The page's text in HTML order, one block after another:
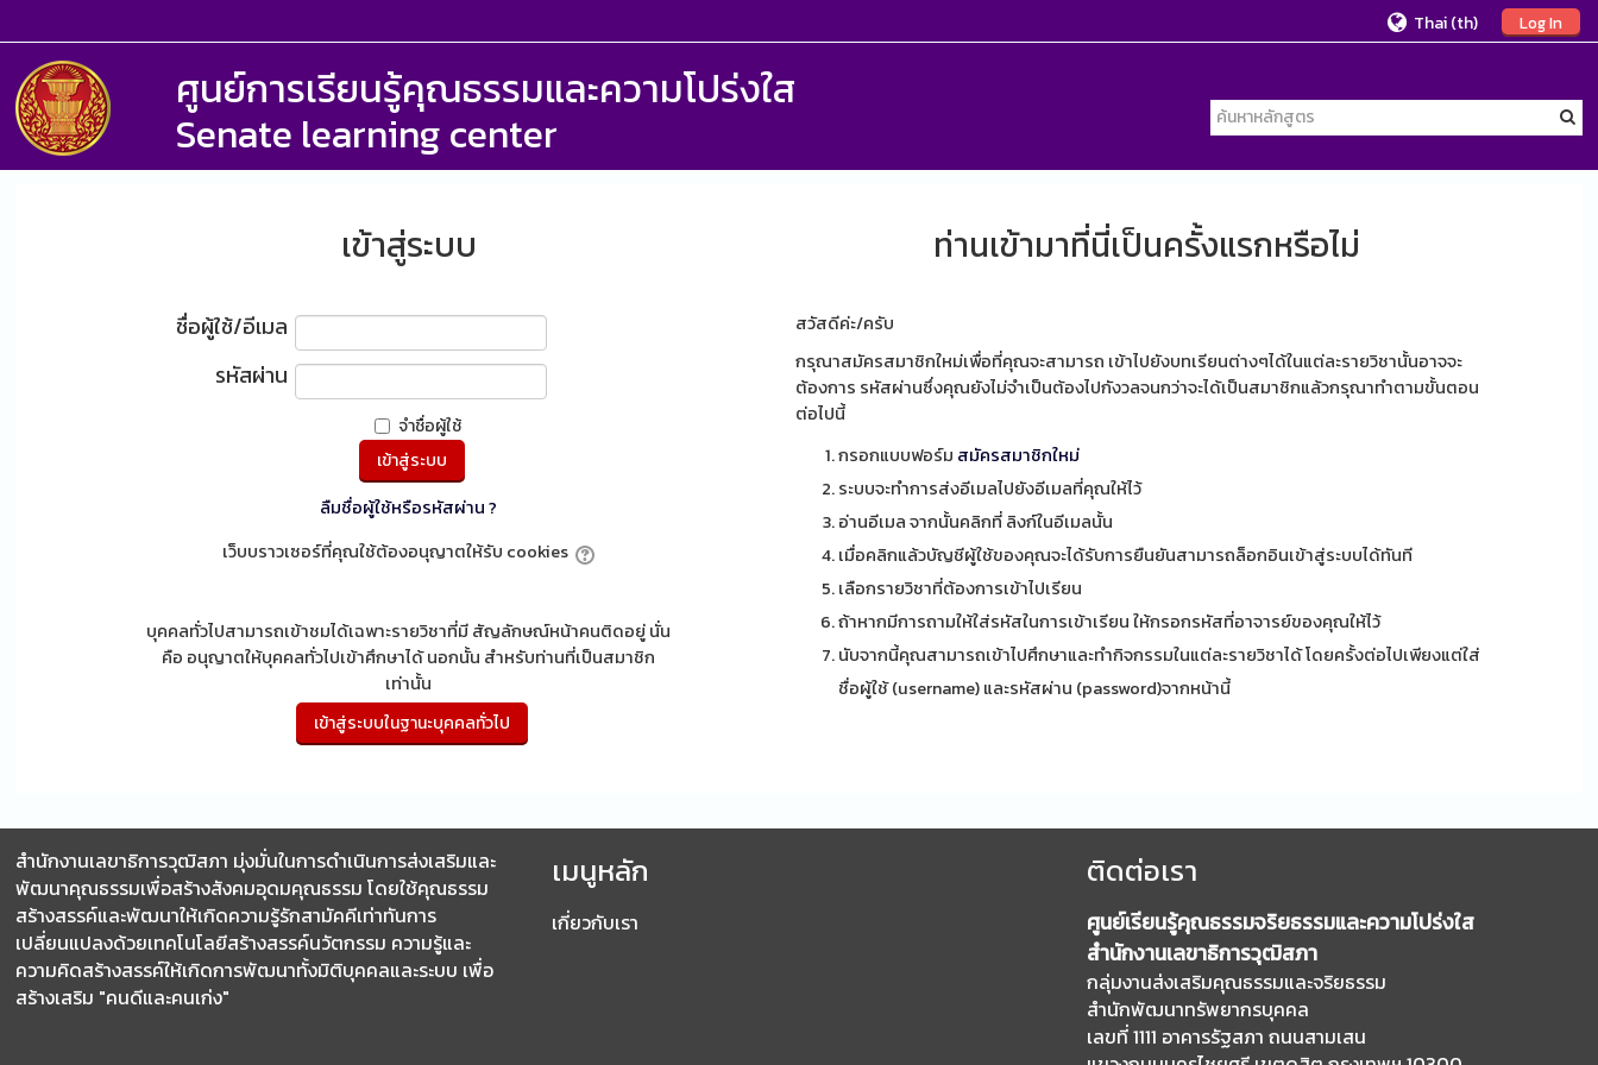
Log In
Thai ‎(th)‎
ศูนย์การเรียนรู้คุณธรรมและความโปร่งใส
Senate learning center
เข้าสู่ระบบ
ชื่อผู้ใช้/อีเมล
รหัสผ่าน
จำชื่อผู้ใช้
ลืมชื่อผู้ใช้หรือรหัสผ่าน ?
เว็บบราวเซอร์ที่คุณใช้ต้องอนุญาตให้รับ cookies
บุคคลทั่วไปสามารถเข้าชมได้เฉพาะรายวิชาที่มี สัญลักษณ์หน้าคนติดอยู่ นั่น
คือ อนุญาตให้บุคคลทั่วไปเข้าศึกษาได้ นอกนั้น สำหรับท่านที่เป็นสมาชิก
เท่านั้น
ท่านเข้ามาที่นี่เป็นครั้งแรกหรือไม่
สวัสดีค่ะ/ครับ
กรุณาสมัครสมาชิกใหม่เพื่อที่คุณจะสามารถ เข้าไปยังบทเรียนต่างๆได้ในแต่ละรายวิชานั้นอาจจะ
ต้องการ รหัสผ่านซึ่งคุณยังไม่จำเป็นต้องไปกังวลจนกว่าจะได้เป็นสมาชิกแล้วกรุณาทำตามขั้นตอน
ต่อไปนี้
กรอกแบบฟอร์ม สมัครสมาชิกใหม่
ระบบจะทำการส่งอีเมลไปยังอีเมลที่คุณให้ไว้
อ่านอีเมล จากนั้นคลิกที่ ลิงก์ในอีเมลนั้น
เมื่อคลิกแล้วบัญชีผู้ใช้ของคุณจะได้รับการยืนยันสามารถล็อกอินเข้าสู่ระบบได้ทันที
เลือกรายวิชาที่ต้องการเข้าไปเรียน
ถ้าหากมีการถามให้ใส่รหัสในการเข้าเรียน ให้กรอกรหัสที่อาจารย์ของคุณให้ไว้
นับจากนี้คุณสามารถเข้าไปศึกษาและทำกิจกรรมในแต่ละรายวิชาได้ โดยครั้งต่อไปเพียงแต่ใส่
ชื่อผู้ใช้ (username) และรหัสผ่าน (password)จากหน้านี้
สำนักงานเลขาธิการวุฒิสภา มุ่งมั่นในการดำเนินการส่งเสริมและ
พัฒนาคุณธรรมเพื่อสร้างสังคมอุดมคุณธรรม โดยใช้คุณธรรม
สร้างสรรค์และพัฒนาให้เกิดความรู้รักสามัคคีเท่าทันการ
เปลี่ยนแปลงด้วยเทคโนโลยีสร้างสรรค์นวัตกรรม ความรู้และ
ความคิดสร้างสรรค์ให้เกิดการพัฒนาทั้งมิติบุคคลและระบบ เพื่อ
สร้างเสริม "คนดีและคนเก่ง"
เมนูหลัก
เกี่ยวกับเรา
ติดต่อเรา
ศูนย์เรียนรู้คุณธรรมจริยธรรมและความโปร่งใส
สำนักงานเลขาธิการวุฒิสภา
กลุ่มงานส่งเสริมคุณธรรมและจริยธรรม
สำนักพัฒนาทรัพยากรบุคคล
เลขที่ 1111 อาคารรัฐสภา ถนนสามเสน